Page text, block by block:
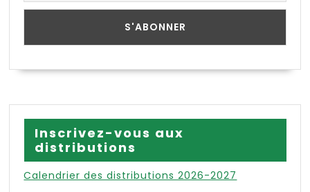
Inscrivez-vous aux
distributions
Calendrier des distributions 2026-2027